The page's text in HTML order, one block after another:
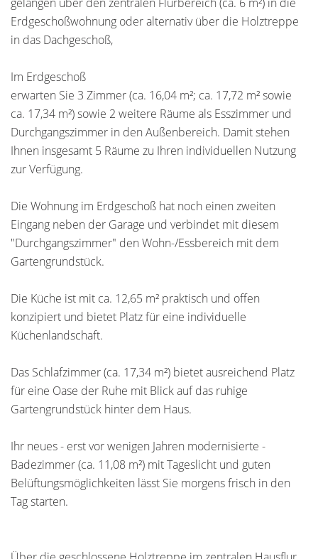
Erdgeschoßwohnung oder alternativ über die Holztreppe
in das Dachgeschoß,
Im Erdgeschoß
erwarten Sie 3 Zimmer (ca. 16,04 m²; ca. 17,72 m² sowie
ca. 17,34 m²) sowie 2 weitere Räume als Esszimmer und
Durchgangszimmer in den Außenbereich. Damit stehen
Ihnen insgesamt 5 Räume zu Ihren individuellen Nutzung
zur Verfügung.
Die Wohnung im Erdgeschoß hat noch einen zweiten
Eingang neben der Garage und verbindet mit diesem
"Durchgangszimmer" den Wohn-/Essbereich mit dem
Gartengrundstück.
Die Küche ist mit ca. 12,65 m² praktisch und offen
konzipiert und bietet Platz für eine individuelle
Küchenlandschaft.
Das Schlafzimmer (ca. 17,34 m²) bietet ausreichend Platz
für eine Oase der Ruhe mit Blick auf das ruhige
Gartengrundstück hinter dem Haus.
Ihr neues - erst vor wenigen Jahren modernisierte -
Badezimmer (ca. 11,08 m²) mit Tageslicht und guten
Belüftungsmöglichkeiten lässt Sie morgens frisch in den
Tag starten.